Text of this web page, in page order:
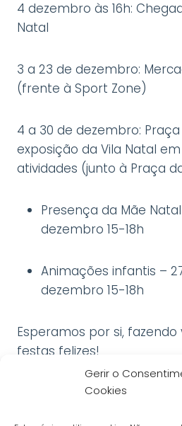
Gerir o
Cookies
4 dezembro às 16h:
Natal
3 a 23 de dezembro:
(frente à Sport Zone)
4 a 30 de dezembro:
exposição da Vila Natal
atividades (junto à Praça
Presença da Mãe Natal –
dezembro 15-18h
Animações infantis –
dezembro 15-18h
Esperamos por si,
festas felizes!